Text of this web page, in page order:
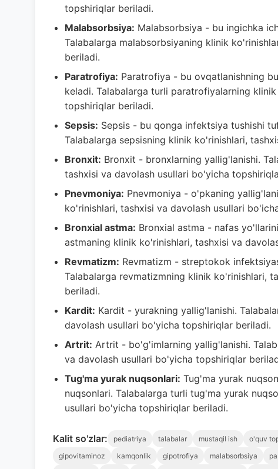
topshiriqlar beriladi.
Malabsorbsiya: Malabsorbsiya - bu ingichka
Talabalarga malabsorbsiyaning klinik
beriladi.
Paratrofiya: Paratrofiya - bu ovqatlanishning
keladi. Talabalarga turli paratrofiyalarning
topshiriqlar beriladi.
Sepsis: Sepsis - bu qonga infektsiya tushishi
Talabalarga sepsisning klinik ko'rinishlari,
Bronxit: Bronxit - bronxlarning yallig'lanishi.
tashxisi va davolash usullari bo'yicha
Pnevmoniya: Pnevmoniya - o'pkaning
ko'rinishlari, tashxisi va davolash usullari
Bronxial astma: Bronxial astma - nafas
astmaning klinik ko'rinishlari, tashxisi va
Revmatizm: Revmatizm - streptokok
Talabalarga revmatizmning klinik ko'rinishlari,
beriladi.
Kardit: Kardit - yurakning yallig'lanishi.
davolash usullari bo'yicha topshiriqlar beriladi.
Artrit: Artrit - bo'g'imlarning yallig'lanishi.
va davolash usullari bo'yicha topshiriqlar
Tug'ma yurak nuqsonlari: Tug'ma yurak
nuqsonlari. Talabalarga turli tug'ma yurak
usullari bo'yicha topshiriqlar beriladi.
Kalit so'zlar: pediatriya talabalar mustaqil ish o'quv
gipovitaminoz
kamqonlik gipotrofiya malabsorbsiya